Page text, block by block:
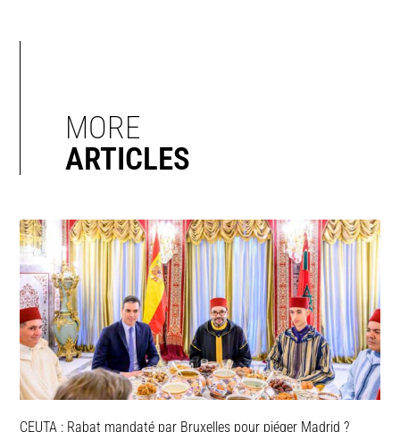
MORE
ARTICLES
CEUTA : Rabat mandaté par Bruxelles pour piéger Madrid ?